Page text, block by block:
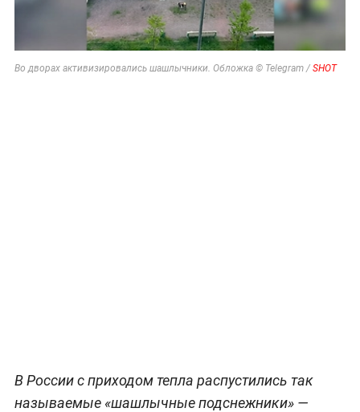
Во дворах активизировались шашлычники. Обложка © Telegram / SHOT
В России с приходом тепла распустились так
называемые «шашлычные подснежники» —